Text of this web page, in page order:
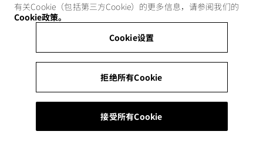
有关Cookie（包括第三方Cookie）的更多信息，请参阅我们的
Cookie政策。
Cookie设置
拒绝所有Cookie
接受所有Cookie